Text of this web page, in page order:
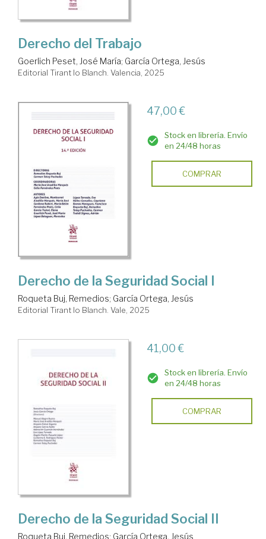
Derecho del Trabajo
Goerlich Peset, José María; García Ortega, Jesús
Editorial Tirant lo Blanch. Valencia, 2025
47,00 €
Stock en librería. Envío
en 24/48 horas
COMPRAR
Derecho de la Seguridad Social I
Roqueta Buj, Remedios; García Ortega, Jesús
Editorial Tirant lo Blanch. Vale, 2025
41,00 €
Stock en librería. Envío
en 24/48 horas
COMPRAR
Derecho de la Seguridad Social II
Roqueta Buj, Remedios; García Ortega, Jesús